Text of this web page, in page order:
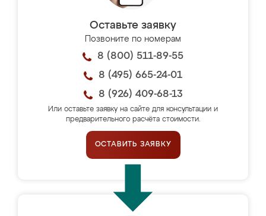
Оставьте заявку
Позвоните по номерам
8 (800) 511-89-55
8 (495) 665-24-01
8 (926) 409-68-13
Или оставьте заявку на сайте для консультации и
предварительного расчёта стоимости.
ОСТАВИТЬ ЗАЯВКУ